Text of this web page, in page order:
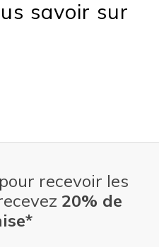
savoir sur
recevoir les
20% de